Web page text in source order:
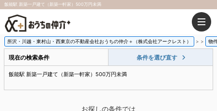
飯能駅 新築一戸建て（新築一軒家）500万円未満
所沢・川越・東村山・西東京の不動産会社おうちの仲介＋（株式会社アークレスト） > 物
現在の検索条件 条件を選び直す
飯能駅 新築一戸建て（新築一軒家）500万円未満
お探しの条件では